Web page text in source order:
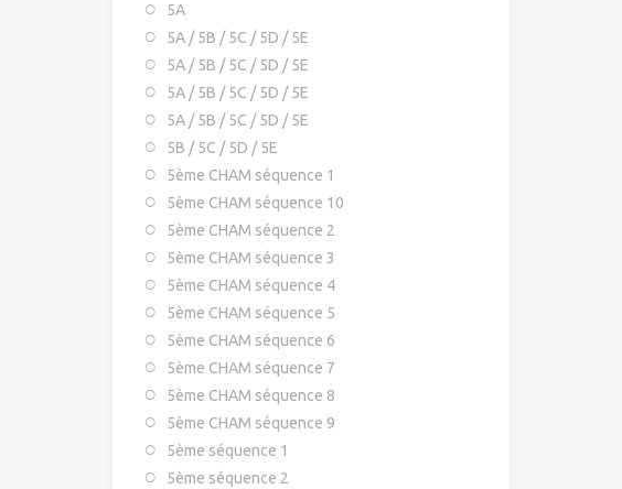
5A
5A / 5B / 5C / 5D / 5E
5A / 5B / 5C / 5D / 5E
5A / 5B / 5C / 5D / 5E
5A / 5B / 5C / 5D / 5E
5B / 5C / 5D / 5E
5ème CHAM séquence 1
5ème CHAM séquence 10
5ème CHAM séquence 2
5ème CHAM séquence 3
5ème CHAM séquence 4
5ème CHAM séquence 5
5ème CHAM séquence 6
5ème CHAM séquence 7
5ème CHAM séquence 8
5ème CHAM séquence 9
5ème séquence 1
5ème séquence 2